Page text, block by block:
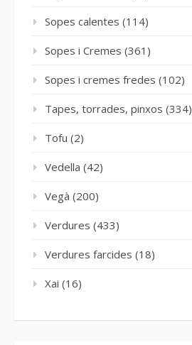
Sopes calentes (114)
Sopes i Cremes (361)
Sopes i cremes fredes (102)
Tapes, torrades, pinxos (334)
Tofu (2)
Vedella (42)
Vegà (200)
Verdures (433)
Verdures farcides (18)
Xai (16)